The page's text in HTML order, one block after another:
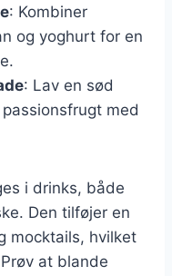
: Kombiner
og yoghurt for en
: Lav en sød
med
i drinks, både
Den tilføjer en
mocktails, hvilket
at blande